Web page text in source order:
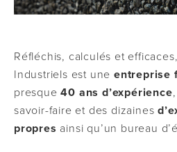
Réfléchis, calculés et
Industriels est une entreprise
presque40 ans d’expérience
savoir-faire et des dizaines
propres ainsi qu’un bureau